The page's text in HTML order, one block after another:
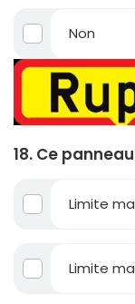
Non
18. Ce
Limite
Limite